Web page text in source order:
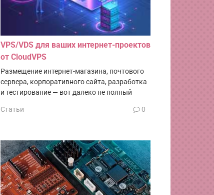
VPS/VDS для ваших интернет-проектов
от CloudVPS
Размещение интернет-магазина, почтового
сервера, корпоративного сайта, разработка
и тестирование — вот далеко не полный
Статьи 0